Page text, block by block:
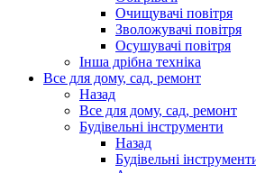
Очищувачі повітря
Зволожувачі повітря
Осушувачі повітря
Інша дрібна техніка
Все для дому, сад, ремонт
Назад
Все для дому, сад, ремонт
Будівельні інструменти
Назад
Будівельні